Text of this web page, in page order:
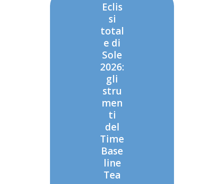
Eclis
si
total
e di
Sole
2026:
gli
stru
men
ti
del
Time
Base
line
Tea